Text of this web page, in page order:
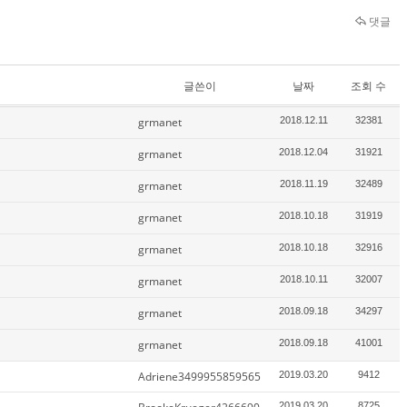
댓글
글쓴이 날짜 조회 수
grmanet 2018.12.11 32381
grmanet 2018.12.04 31921
grmanet 2018.11.19 32489
grmanet 2018.10.18 31919
grmanet 2018.10.18 32916
grmanet 2018.10.11 32007
grmanet 2018.09.18 34297
grmanet 2018.09.18 41001
Adriene3499955859565 2019.03.20 9412